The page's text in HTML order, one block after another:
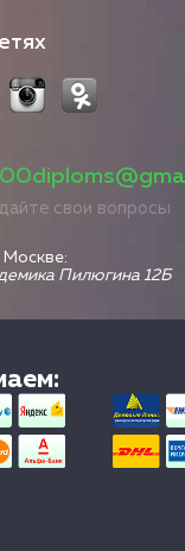
свои вопросы
Пилюгина 12Б